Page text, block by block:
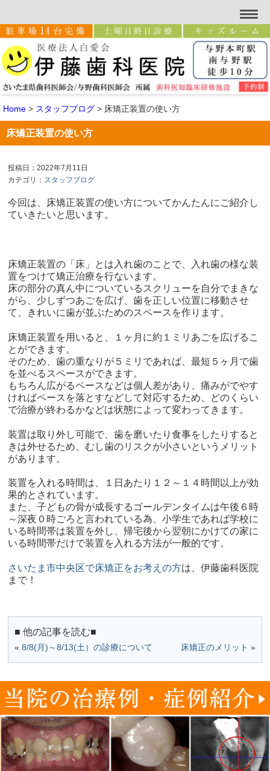
Home > スタッフブログ > 床矯正装置の使い方
床矯正装置の使い方
投稿日：2022年7月11日
カテゴリ： スタッフブログ
今回は、床矯正装置の使い方についてかんたんにご紹介し
ていきたいと思います。
床矯正装置の「床」とは入れ歯のことで、入れ歯の様な装
置をつけて矯正治療を行ないます。
床の部分の真ん中についているスクリューを自分でまきな
がら、少しずつあごを広げ、歯を正しい位置に移動させ
て、きれいに歯が並ぶためのスペースを作ります。
床矯正装置を用いると、１ヶ月に約１ミリあごを広げるこ
とができます。
そのため、歯の重なりが５ミリであれば、最短５ヶ月で歯
を並べるスペースができます。
もちろん広がるペースなどは個人差があり、痛みがでやす
ければペースを落とすなどして対応するため、どのくらい
で治療が終わるかなどは状態によって変わってきます。
装置は取り外し可能で、歯を磨いたり食事をしたりすると
きは外せるため、むし歯のリスクが小さいというメリット
があります。
装置を入れる時間は、１日あたり１２～１４時間以上が効
果的とされています。
また、子どもの骨が成長するゴールデンタイムは午後６時
～深夜０時ごろと言われている為、小学生であれば学校に
いる時間帯は装置を外し、帰宅後から翌朝にかけての家に
いる時間帯だけで装置を入れる方法が一般的です。
さいたま市中央区で床矯正をお考えの方は、伊藤歯科医院
まで！
■ 他の記事を読む■
«8/8(月)～8/13(土）の診療について 床矯正のメリット »